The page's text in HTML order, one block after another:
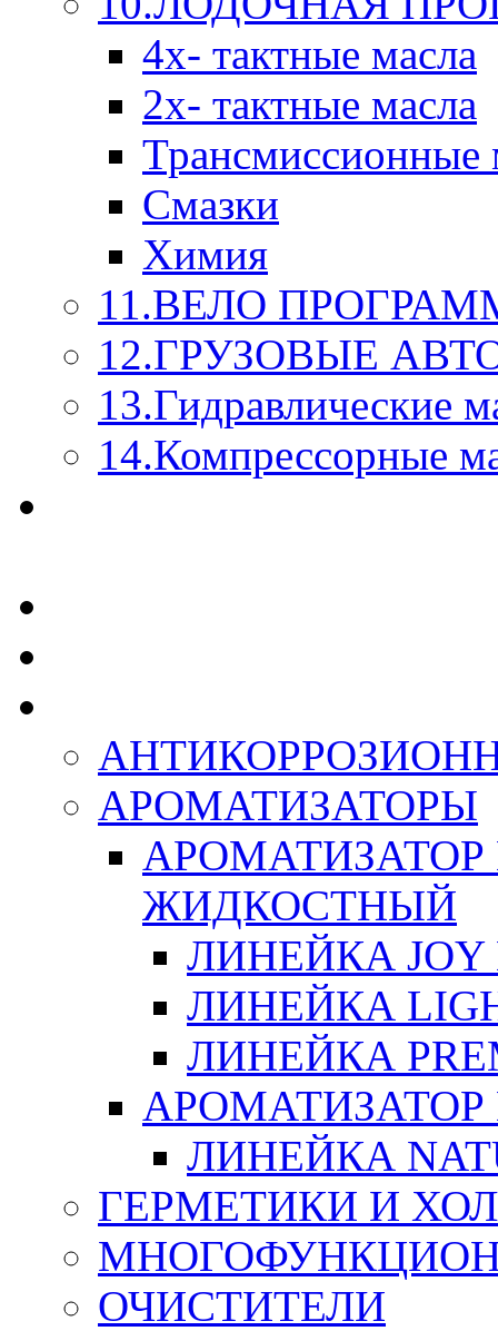
4х- тактные масла
2х- тактные масла
Трансмиссионные
Смазки
Химия
11.ВЕЛО
12.ГРУЗОВЫЕ
13.Гидравлические
14.Компрессорные
АРОМАТИЗАТОРЫ
ЖИДКОСТНЫЙ
ЛИНЕЙКА JOY
ЛИНЕЙКА
ЛИНЕЙКА
ЛИНЕЙКА
ГЕРМЕТИКИ И
ОЧИСТИТЕЛИ